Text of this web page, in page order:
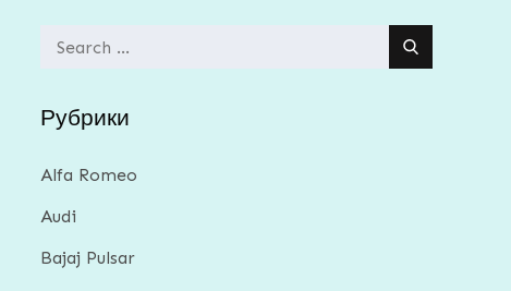
Search
Рубрики
Alfa Romeo
Audi
Bajaj Pulsar